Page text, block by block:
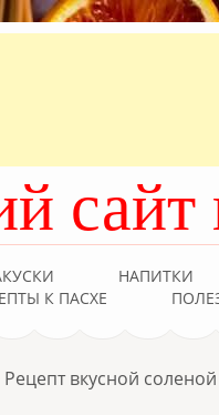
сайт
НАПИТКИ
К ПАСХЕ
Рецепт вкусной